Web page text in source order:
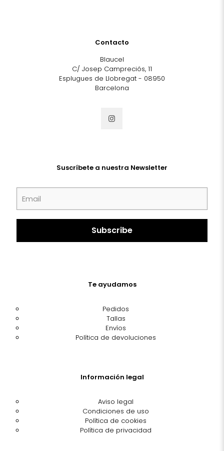
Contacto
Blaucel
C/ Josep Campreciós, 11
Esplugues de Llobregat - 08950
Barcelona
Suscríbete a nuestra Newsletter
Te ayudamos
Pedidos
Tallas
Envíos
Política de devoluciones
Información legal
Aviso legal
Condiciones de uso
Política de cookies
Política de privacidad